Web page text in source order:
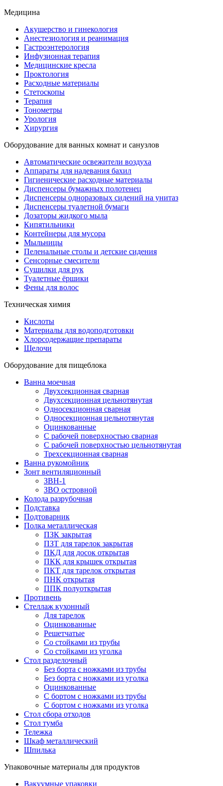
Медицина
Акушерство и гинекология
Анестезиология и реанимация
Гастроэнтерология
Инфузионная терапия
Медицинские кресла
Проктология
Расходные материалы
Стетоскопы
Терапия
Тонометры
Урология
Хирургия
Оборудование для ванных комнат и санузлов
Автоматические освежители воздуха
Аппараты для надевания бахил
Гигиенические расходные материалы
Диспенсеры бумажных полотенец
Диспенсеры одноразовых сидений на унитаз
Диспенсеры туалетной бумаги
Дозаторы жидкого мыла
Кипятильники
Контейнеры для мусора
Мыльницы
Пеленальные столы и детские сидения
Сенсорные смесители
Сушилки для рук
Туалетные ёршики
Фены для волос
Техническая химия
Кислоты
Материалы для водоподготовки
Хлорсодержащие препараты
Щелочи
Оборудование для пищеблока
Ванна моечная
Двухсекционная сварная
Двухсекционная цельнотянутая
Односекционная сварная
Односекционная цельнотянутая
Оцинкованные
С рабочей поверхностью сварная
С рабочей поверхностью цельнотянутая
Трехсекционная сварная
Ванна рукомойник
Зонт вентиляционный
ЗВН-1
ЗВО островной
Колода разрубочная
Подставка
Подтоварник
Полка металлическая
ПЗК закрытая
ПЗТ для тарелок закрытая
ПКД для досок открытая
ПКК для крышек открытая
ПКТ для тарелок открытая
ПНК открытая
ППК полуоткрытая
Противень
Стеллаж кухонный
Для тарелок
Оцинкованные
Решетчатые
Со стойками из трубы
Со стойками из уголка
Стол разделочный
Без борта с ножками из трубы
Без борта с ножками из уголка
Оцинкованные
С бортом с ножками из трубы
С бортом с ножками из уголка
Стол сбора отходов
Стол тумба
Тележка
Шкаф металлический
Шпилька
Упаковочные материалы для продуктов
Вакуумные упаковки